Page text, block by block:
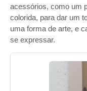
acessórios, como um
colorida, para dar um
uma forma de arte, e
se expressar.